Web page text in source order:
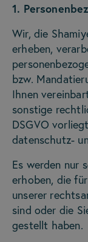
1.
Wir, die
erheben,
bzw.
Ihnen
sonstige
DSGVO
datenschutz-
Es werden nur
erhoben, die
unserer
sind oder die
gestellt haben.